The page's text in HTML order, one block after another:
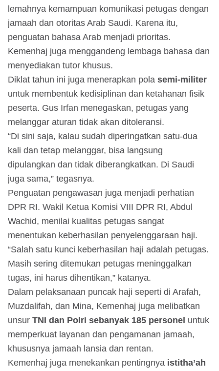
lemahnya kemampuan komunikasi petugas dengan
jamaah dan otoritas Arab Saudi. Karena itu,
penguatan bahasa Arab menjadi prioritas.
Kemenhaj juga menggandeng lembaga bahasa dan
menyediakan tutor khusus.
Diklat tahun ini juga menerapkan pola semi-militer
untuk membentuk kedisiplinan dan ketahanan fisik
peserta. Gus Irfan menegaskan, petugas yang
melanggar aturan tidak akan ditoleransi.
“Di sini saja, kalau sudah diperingatkan satu-dua
kali dan tetap melanggar, bisa langsung
dipulangkan dan tidak diberangkatkan. Di Saudi
juga sama,” tegasnya.
Penguatan pengawasan juga menjadi perhatian
DPR RI. Wakil Ketua Komisi VIII DPR RI, Abdul
Wachid, menilai kualitas petugas sangat
menentukan keberhasilan penyelenggaraan haji.
“Salah satu kunci keberhasilan haji adalah petugas.
Masih sering ditemukan petugas meninggalkan
tugas, ini harus dihentikan,” katanya.
Dalam pelaksanaan puncak haji seperti di Arafah,
Muzdalifah, dan Mina, Kemenhaj juga melibatkan
unsur TNI dan Polri sebanyak 185 personel untuk
memperkuat layanan dan pengamanan jamaah,
khususnya jamaah lansia dan rentan.
Kemenhaj juga menekankan pentingnya istitha’ah